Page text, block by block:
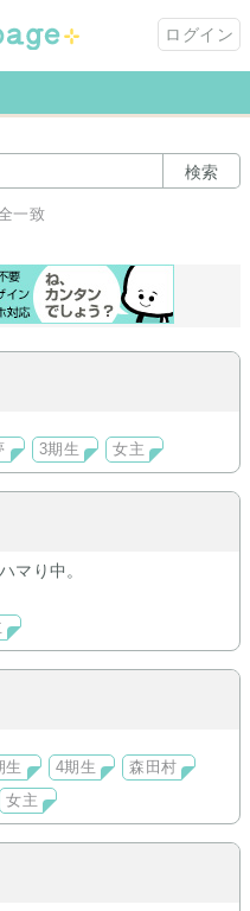
ログイン
検索
一致
3期生 女主
マり中。
生 4期生
森田村
女主